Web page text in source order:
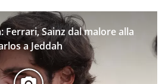
Ferrari, Sainz dal malore alla
a Jeddah